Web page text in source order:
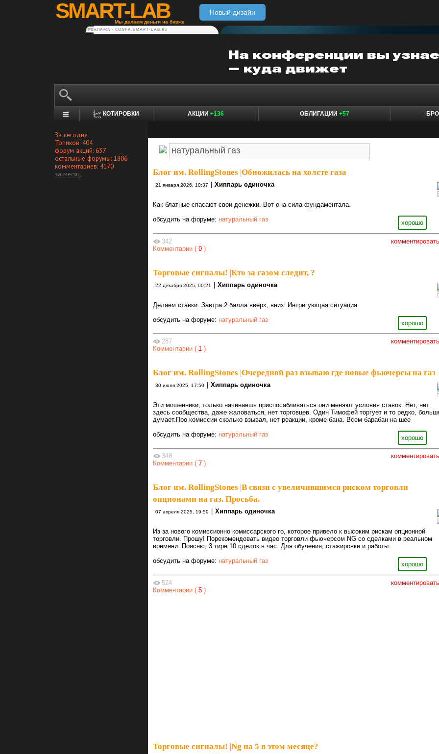
SMART-LAB
Мы делаем деньги на бирже
Новый дизайн
РЕКЛАМА • CONFA.SMART-LAB.RU
КОТИРОВКИ АКЦИИ +136 ОБЛИГАЦИИ +57
За сегодня
Топиков: 404
форум акций: 637
остальные форумы: 1806
комментариев: 4170
за месяц
Блог им. RollingStones Обножилась на холсте газа
21 января 2026, 10:37 Хиппарь одиночка
Как блатные спасают свои денежки. Вот она сила фундаментала.
хорошо
обсудить на форуме: натуральный газ
комментировать
342
Комментарии ( 0 )
Торговые сигналы! |Кто за газом следит, ?
22 декабря 2025, 00:21 | Хиппарь одиночка
Делаем ставки. Завтра 2 балла вверх, вниз. Интригующая ситуация
хорошо
обсудить на форуме: натуральный газ
комментировать
287
Комментарии ( 1 )
Блог им. RollingStones |Очередной раз взываю где новые фьючерсы на газ
30 июля 2025, 17:50 Хиппарь одиночка
Эти мошенники, только начинаешь приспосабливаться они меняют условия ставок. Нет, нет
здесь сообщества, даже жаловаться, нет торговцев. Один Тимофей торгует и то редко,
думает.Про комиссии сколько взывал, нет реакции, кроме бана. Всем барабан на шее
хорошо
обсудить на форуме: натуральный газ
комментировать
348
Комментарии ( 7 )
Блог им. RollingStones В связи с увеличившимся риском торговли
опционами на газ. Просьба.
07 апреля 2025, 19:59 Хиппарь одиночка
Из за нового комиссионно комиссарского го, которое привело к высоким рискам опционной
торговли. Прошу! Порекомендовать видео торговли фьючерсом NG со сделками в реальном
времени. Поясню, 3 тире 10 сделок в час. Для обучения, стажировки и работы.
хорошо
обсудить на форуме: натуральный газ
комментировать
524
Комментарии ( 5 )
Торговые сигналы! |Ng на 5 в этом месяце?